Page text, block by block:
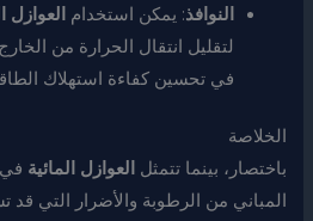
النوافذ: يمكن استخدام العوازل
لتقليل انتقال الحرارة من
في تحسين كفاءة استهلاك
الخلاصة
باختصار، بينما تتمثل العوازل المائية في
المباني من الرطوبة والأضرار التي قد